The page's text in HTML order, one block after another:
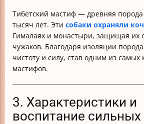
Тибетский мастиф — древняя
тысяч лет. Эти собаки охраняли
Гималаях и монастыри, защищая их
чужаков. Благодаря изоляции
чистоту и силу, став одним из
мастифов.
3. Характеристики и
воспитание